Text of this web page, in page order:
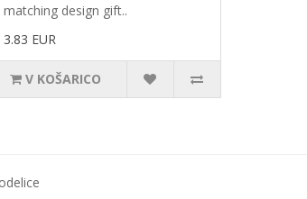
matching design gift..
3.83 EUR
V KOŠARICO